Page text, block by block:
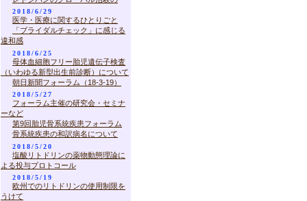
2018/6/29
医学・医療に関するひとりごと
「ブライダルチェック」に感じる
違和感
2018/6/25
母体血細胞フリー胎児遺伝子検査
（いわゆる新型出生前診断）について
朝日新聞フォーラム（18-3-19）
2018/5/27
フォーラム主催の研究会・セミナ
ーなど
第9回胎児骨系統疾患フォーラム
骨系統疾患の和訳病名について
2018/5/20
塩酸リトドリンの薬物動態理論に
よる投与プロトコール
2018/5/19
欧州でのリトドリンの使用制限を
うけて